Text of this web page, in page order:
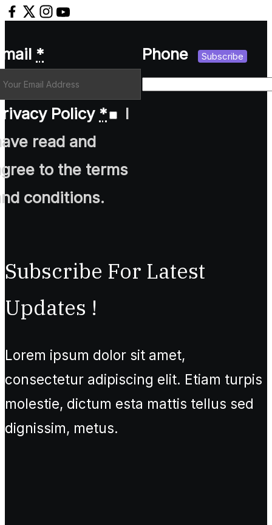
*
Policy *
I
read and
to the terms
conditions.
Phone Subscribe
Subscribe For Latest
Updates !
Lorem ipsum dolor sit amet,
consectetur adipiscing elit. Etiam turpis
molestie, dictum esta mattis tellus sed
dignissim, metus.